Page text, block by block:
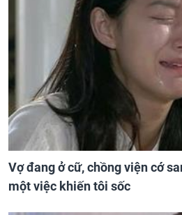
Vợ đang ở cữ, chồng viện cớ
một việc khiến tôi sốc